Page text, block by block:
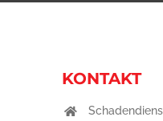
KONTAKT